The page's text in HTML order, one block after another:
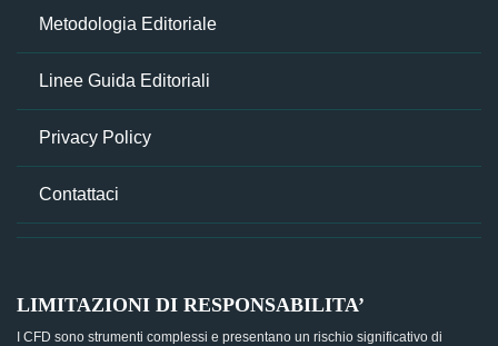
Metodologia Editoriale
Linee Guida Editoriali
Privacy Policy
Contattaci
LIMITAZIONI DI RESPONSABILITA’
I CFD sono strumenti complessi e presentano un rischio significativo di